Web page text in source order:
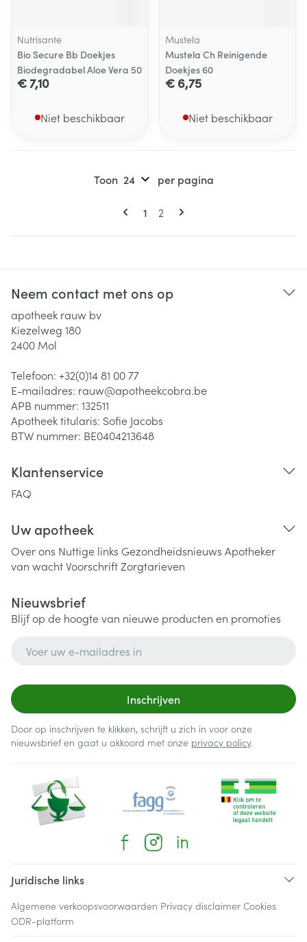
Nutrisante
Bio Secure Bb Doekjes
Biodegradabel Aloe Vera 50
€ 7,10
Niet beschikbaar
Mustela
Mustela Ch Reinigende
Doekjes 60
€ 6,75
Niet beschikbaar
Pagina's
U lees momenteel pagina
1 Pagina
2
Toon per pagina
Neem contact met ons op
apotheek rauw bv
Kiezelweg 180
2400 Mol
Telefoon: +32(0)14 81 00 77
E-mailadres: rauw@apotheekcobra.be
APB nummer: 132511
Apotheek titularis: Sofie Jacobs
BTW nummer: BE0404213648
Klantenservice
FAQ
Uw apotheek
Over ons Nuttige links Gezondheidsnieuws Apotheker
van wachtVoorschriftZorgtarieven
Nieuwsbrief
Blijf op de hoogte van nieuwe producten en promoties
Inschrijven
Door op inschrijven te klikken, schrijft u zich in voor onze
nieuwsbrief en gaat u akkoord met onze privacy policy.
Juridische links
Algemene verkoopsvoorwaarden Privacy disclaimer Cookies
ODR-platform